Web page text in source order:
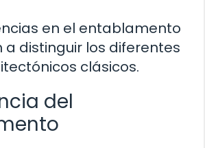
en el entablamento
a distinguir los diferentes
clásicos.
del